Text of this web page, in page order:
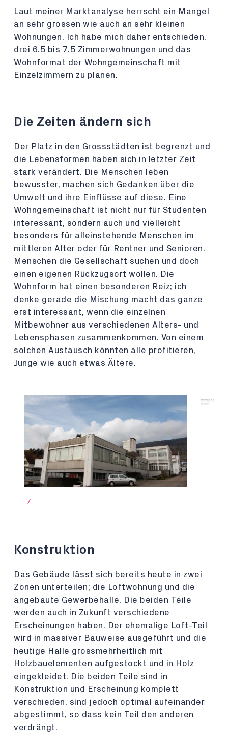
Laut meiner Marktanalyse herrscht ein Mangel
an sehr grossen wie auch an sehr kleinen
Wohnungen. Ich habe mich daher entschieden,
drei 6.5 bis 7.5 Zimmerwohnungen und das
Wohnformat der Wohngemeinschaft mit
Einzelzimmern zu planen.
Die Zeiten ändern sich
Der Platz in den Grossstädten ist begrenzt und
die Lebensformen haben sich in letzter Zeit
stark verändert. Die Menschen leben
bewusster, machen sich Gedanken über die
Umwelt und ihre Einflüsse auf diese. Eine
Wohngemeinschaft ist nicht nur für Studenten
interessant, sondern auch und vielleicht
besonders für alleinstehende Menschen im
mittleren Alter oder für Rentner und Senioren.
Menschen die Gesellschaft suchen und doch
einen eigenen Rückzugsort wollen. Die
Wohnform hat einen besonderen Reiz; ich
denke gerade die Mischung macht das ganze
erst interessant, wenn die einzelnen
Mitbewohner aus verschiedenen Alters- und
Lebensphasen zusammenkommen. Von einem
solchen Austausch könnten alle profitieren,
Junge wie auch etwas Ältere.
/
Konstruktion
Das Gebäude lässt sich bereits heute in zwei
Zonen unterteilen; die Loftwohnung und die
angebaute Gewerbehalle. Die beiden Teile
werden auch in Zukunft verschiedene
Erscheinungen haben. Der ehemalige Loft-Teil
wird in massiver Bauweise ausgeführt und die
heutige Halle grossmehrheitlich mit
Holzbauelementen aufgestockt und in Holz
eingekleidet. Die beiden Teile sind in
Konstruktion und Erscheinung komplett
verschieden, sind jedoch optimal aufeinander
abgestimmt, so dass kein Teil den anderen
verdrängt.